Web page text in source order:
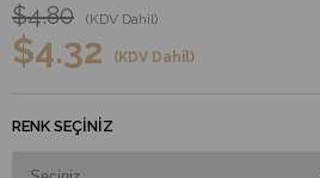
$4.80 (KDV Dahil)
$4.32 (KDV Dahil)
RENK SEÇINIZ